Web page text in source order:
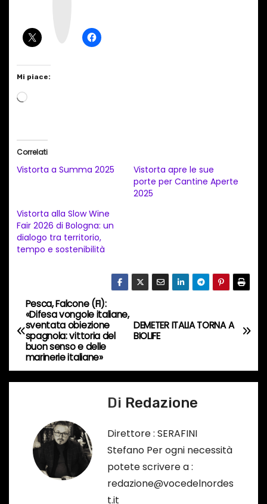
Mi piace:
C
e
n
t
c
o
r
s
o
Correlati
Vistorta a Summa 2025
Vistorta apre le sue
porte per Cantine Aperte
2025
Vistorta alla Slow Wine
Fair 2026 di Bologna: un
dialogo tra territorio,
tempo e sostenibilità
N
a
v
i
DEMETER ITALIA TORNA A
BIOLIFE
Pesca, Falcone (FI):
«Difesa vongole italiane,
sventata obiezione
spagnola: vittoria del
buon senso e delle
marinerie italiane»
Di Redazione
Direttore : SERAFINI
Stefano Per ogni necessità
potete scrivere a :
redazione@vocedelnordes
t.it